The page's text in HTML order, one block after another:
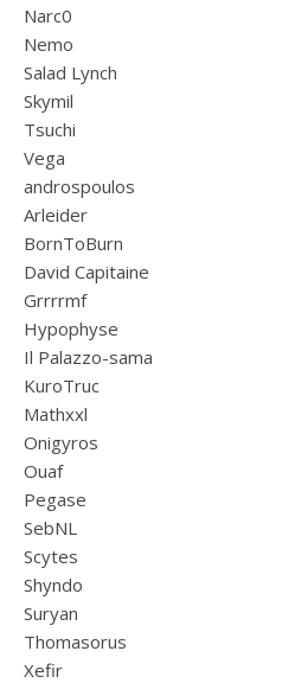
Narc0
Nemo
Salad Lynch
Skymil
Tsuchi
Vega
androspoulos
Arleider
BornToBurn
David Capitaine
Grrrrmf
Hypophyse
Il Palazzo-sama
KuroTruc
Mathxxl
Onigyros
Ouaf
Pegase
SebNL
Scytes
Shyndo
Suryan
Thomasorus
Xefir